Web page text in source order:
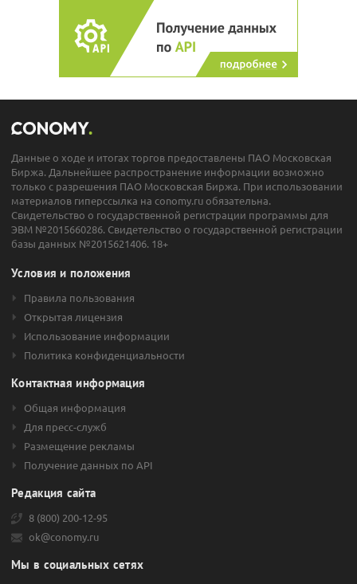
Данные о ходе и итогах торгов предоставлены ПАО Московская
Биржа. Дальнейшее распространение информации возможно
только с разрешения ПАО Московская Биржа. При использовании
материалов гиперссылка на conomy.ru обязательна.
Свидетельство о государственной регистрации программы для
ЭВМ №2015660286. Свидетельство о государственной регистрации
базы данных №2015621406. 18+
Условия и положения
Правила пользования
Открытая лицензия
Использование информации
Политика конфиденциальности
Контактная информация
Общая информация
Для пресс-служб
Размещение рекламы
Получение данных по API
Редакция сайта
8 (800) 200-12-95
ok@conomy.ru
Мы в социальных сетях